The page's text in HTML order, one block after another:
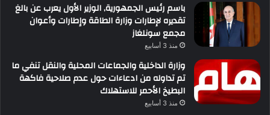
باسم رئيس الجمهورية, الوزير الأول يعرب عن بالغ
تقديره لإطارات وزارة الطاقة وإطارات وأعوان
مجمع سونلغاز
منذ 3 أسابيع
وزارة الداخلية والجماعات المحلية والنقل تنفي ما
تم تداوله من ادعاءات حول عدم صلاحية فاكهة
البطيخ الأحمر للاستهلاك
منذ 3 أسابيع